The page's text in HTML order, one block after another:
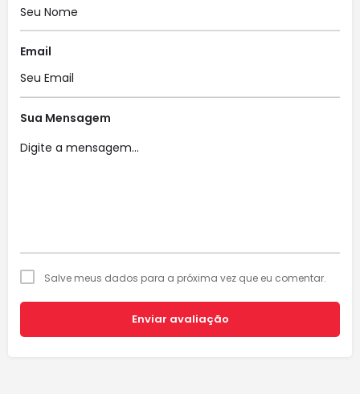
Email
Sua Mensagem
Salve meus dados para a próxima vez que eu comentar.
Enviar avaliação